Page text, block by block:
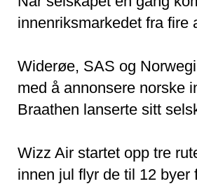
innenriksmarkedet fra fire
Widerøe, SAS og
med å annonsere norske
Braathen lanserte sitt
Wizz Air startet opp tre
innen jul flyr de til 12